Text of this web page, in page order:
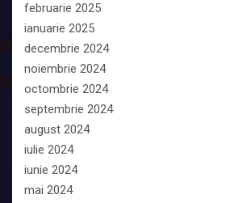
februarie 2025
ianuarie 2025
decembrie 2024
noiembrie 2024
octombrie 2024
septembrie 2024
august 2024
iulie 2024
iunie 2024
mai 2024